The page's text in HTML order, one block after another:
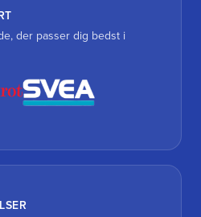
der passer dig bedst i